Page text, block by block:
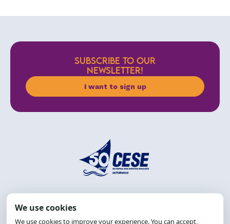
SUBSCRIBE TO OUR
NEWSLETTER!
I want to sign up